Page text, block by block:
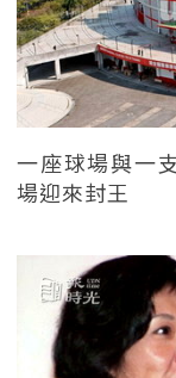
一座球場與一
場迎來封王